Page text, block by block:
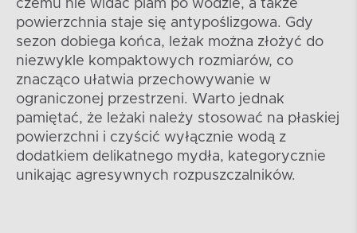
czemu nie widać plam po wodzie, a także
powierzchnia staje się antypoślizgowa. Gdy
sezon dobiega końca, leżak można złożyć do
niezwykle kompaktowych rozmiarów, co
znacząco ułatwia przechowywanie w
ograniczonej przestrzeni. Warto jednak
pamiętać, że leżaki należy stosować na płaskiej
powierzchni i czyścić wyłącznie wodą z
dodatkiem delikatnego mydła, kategorycznie
unikając agresywnych rozpuszczalników.